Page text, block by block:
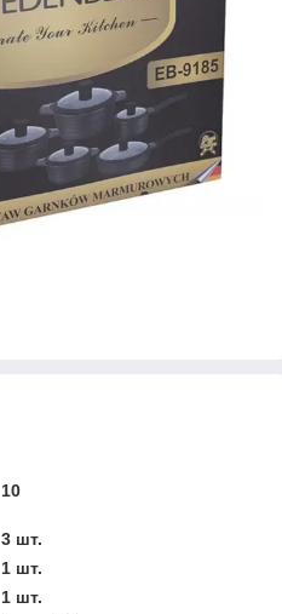
10
3 шт.
1 шт.
1 шт.